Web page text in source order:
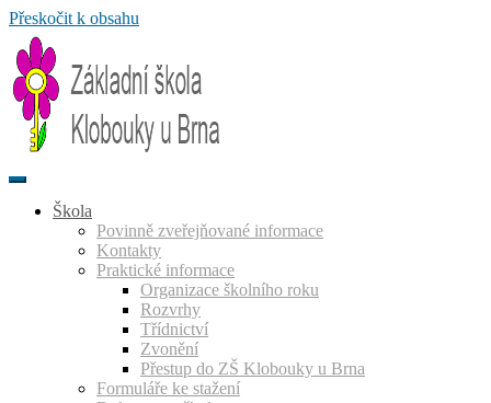
Přeskočit k obsahu
Škola
Povinně zveřejňované informace
Kontakty
Praktické informace
Organizace školního roku
Rozvrhy
Třídnictví
Zvonění
Přestup do ZŠ Klobouky u Brna
Formuláře ke stažení